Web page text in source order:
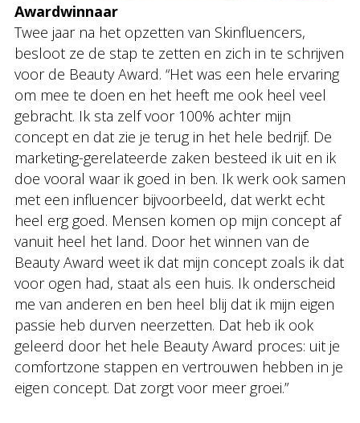
Awardwinnaar
Twee jaar na het opzetten van Skinfluencers,
besloot ze de stap te zetten en zich in te schrijven
voor de Beauty Award. “Het was een hele ervaring
om mee te doen en het heeft me ook heel veel
gebracht. Ik sta zelf voor 100% achter mijn
concept en dat zie je terug in het hele bedrijf. De
marketing-gerelateerde zaken besteed ik uit en ik
doe vooral waar ik goed in ben. Ik werk ook samen
met een influencer bijvoorbeeld, dat werkt echt
heel erg goed. Mensen komen op mijn concept af
vanuit heel het land. Door het winnen van de
Beauty Award weet ik dat mijn concept zoals ik dat
voor ogen had, staat als een huis. Ik onderscheid
me van anderen en ben heel blij dat ik mijn eigen
passie heb durven neerzetten. Dat heb ik ook
geleerd door het hele Beauty Award proces: uit je
comfortzone stappen en vertrouwen hebben in je
eigen concept. Dat zorgt voor meer groei.”